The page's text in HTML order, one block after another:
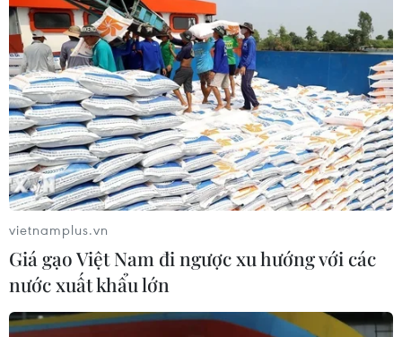
Phát hiện lỗ hổng bảo mật nghiêm
trọng trên loạt trình duyệt tích hợp
AI
06/08/2026 15:57
Thành lập Hội đồng cấp Nhà nước
xét tặng các giải thưởng khoa học và
công nghệ
06/08/2026 14:19
nhất 4 công nghệ chiến lược
vietnamplus.vn
Giá gạo Việt Nam đi ngược xu hướng với các
nước xuất khẩu lớn